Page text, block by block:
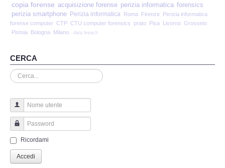
Perizia Estimo
Perizia Documento informatico
Perizia Cloud
Perizia E-mail
Perizia Truffa Banca e Online
Perizia Dash Cam
Perizia software spia
copia forense acquisizione forense perizia informatica forensics
perizia smartphone Perizia informatica Roma Firenze Perizia informatica
forense computer CTP CTU computer forensics prato Pisa Livorno Grosseto
Pistoia
Bologna Milano. data breach
CERCA
Cerca...
Nome utente
Password
Ricordami
Accedi